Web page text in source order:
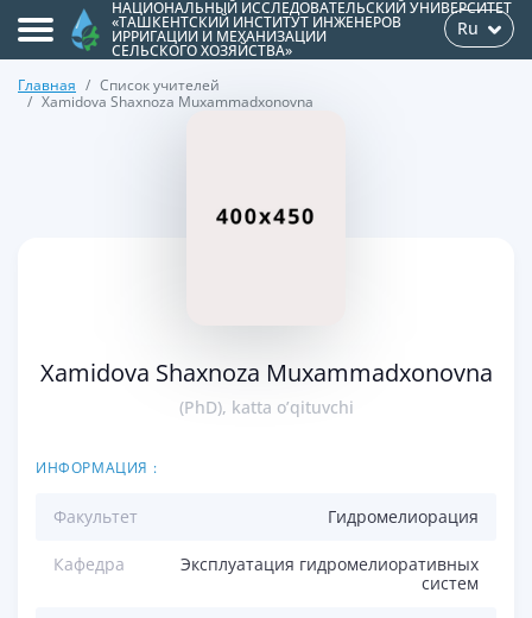
НАЦИОНАЛЬНЫЙ ИССЛЕДОВАТЕЛЬСКИЙ УНИВЕРСИТЕТ
«ТАШКЕНТСКИЙ ИНСТИТУТ ИНЖЕНЕРОВ
ИРРИГАЦИИ И МЕХАНИЗАЦИИ
СЕЛЬСКОГО ХОЗЯЙСТВА»
Ru
Главная
Список учителей
Xamidova Shaxnoza Muxammadxonovna
Xamidova Shaxnoza Muxammadxonovna
(PhD), katta o’qituvchi
ИНФОРМАЦИЯ :
Факультет Гидромелиорация
Кафедра
Эксплуатация гидромелиоративных
систем